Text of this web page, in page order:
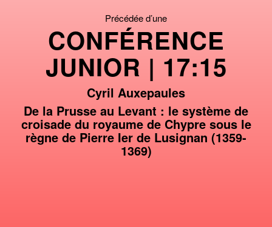
Précédée d’une
CONFÉRENCE
JUNIOR | 17:15
Cyril Auxepaules
De la Prusse au Levant : le système de
croisade du royaume de Chypre sous le
règne de Pierre Ier de Lusignan (1359-
1369)